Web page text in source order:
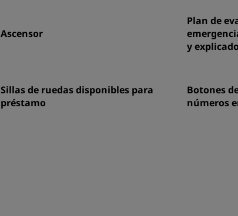
Ascensor
Plan de
y explicado
Sillas de ruedas disponibles para
préstamo
Botones
números